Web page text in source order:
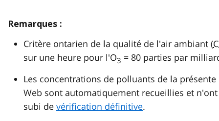
Remarques :
Critère ontarien de la qualité de l'air ambiant (
sur une heure pour l'O3 = 80 parties par
Les concentrations de polluants de la présente
Web sont automatiquement recueillies et
subi de vérification définitive.